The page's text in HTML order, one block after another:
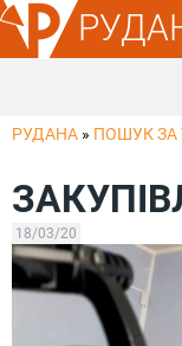
РУДАНА » ПОШУК ЗА
18/03/20